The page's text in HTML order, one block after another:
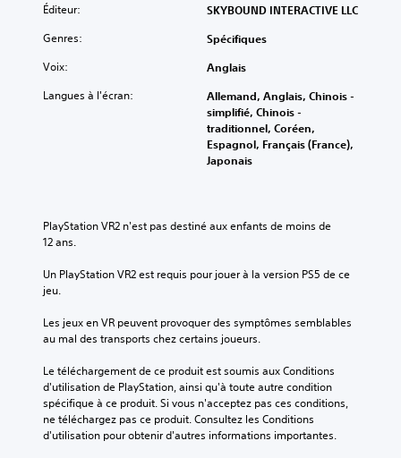
Éditeur: SKYBOUND INTERACTIVE LLC
Genres: Spécifiques
Voix: Anglais
Langues à l'écran:
Allemand, Anglais, Chinois -
simplifié, Chinois -
traditionnel, Coréen,
Espagnol, Français (France),
Japonais
PlayStation VR2 n'est pas destiné aux enfants de moins de
12 ans.
Un PlayStation VR2 est requis pour jouer à la version PS5 de ce
jeu.
Les jeux en VR peuvent provoquer des symptômes semblables
au mal des transports chez certains joueurs.
Le téléchargement de ce produit est soumis aux Conditions
d'utilisation de PlayStation, ainsi qu'à toute autre condition
spécifique à ce produit. Si vous n'acceptez pas ces conditions,
ne téléchargez pas ce produit. Consultez les Conditions
d'utilisation pour obtenir d'autres informations importantes.